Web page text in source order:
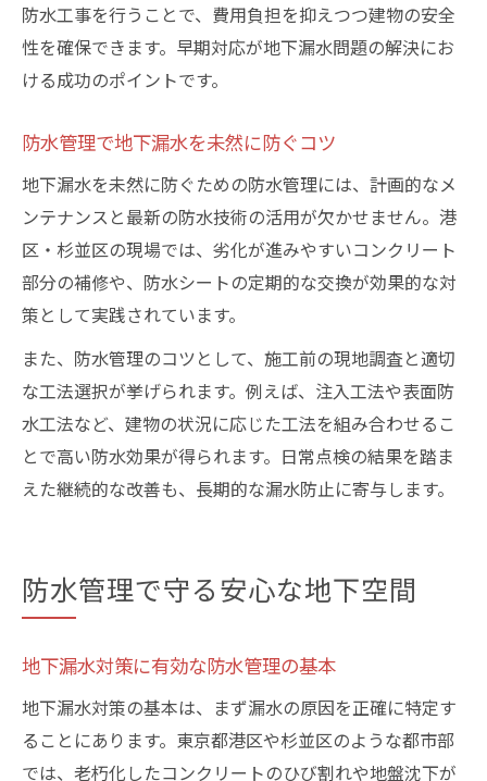
防水工事を行うことで、費用負担を抑えつつ建物の安全
性を確保できます。早期対応が地下漏水問題の解決にお
ける成功のポイントです。
防水管理で地下漏水を未然に防ぐコツ
地下漏水を未然に防ぐための防水管理には、計画的なメ
ンテナンスと最新の防水技術の活用が欠かせません。港
区・杉並区の現場では、劣化が進みやすいコンクリート
部分の補修や、防水シートの定期的な交換が効果的な対
策として実践されています。
また、防水管理のコツとして、施工前の現地調査と適切
な工法選択が挙げられます。例えば、注入工法や表面防
水工法など、建物の状況に応じた工法を組み合わせるこ
とで高い防水効果が得られます。日常点検の結果を踏ま
えた継続的な改善も、長期的な漏水防止に寄与します。
防水管理で守る安心な地下空間
地下漏水対策に有効な防水管理の基本
地下漏水対策の基本は、まず漏水の原因を正確に特定す
ることにあります。東京都港区や杉並区のような都市部
では、老朽化したコンクリートのひび割れや地盤沈下が